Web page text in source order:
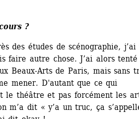
?
des études de scénographie,
faire autre chose. J’ai alors
Beaux-Arts de Paris, mais sans
mener. D'autant que ce qui
le théâtre et pas forcément les
m’a dit « y’a un truc, ça